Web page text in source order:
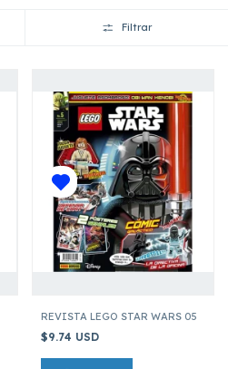
Filtrar
REVISTA LEGO STAR WARS 05
$9.74 USD